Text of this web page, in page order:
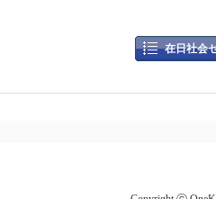
在日社会